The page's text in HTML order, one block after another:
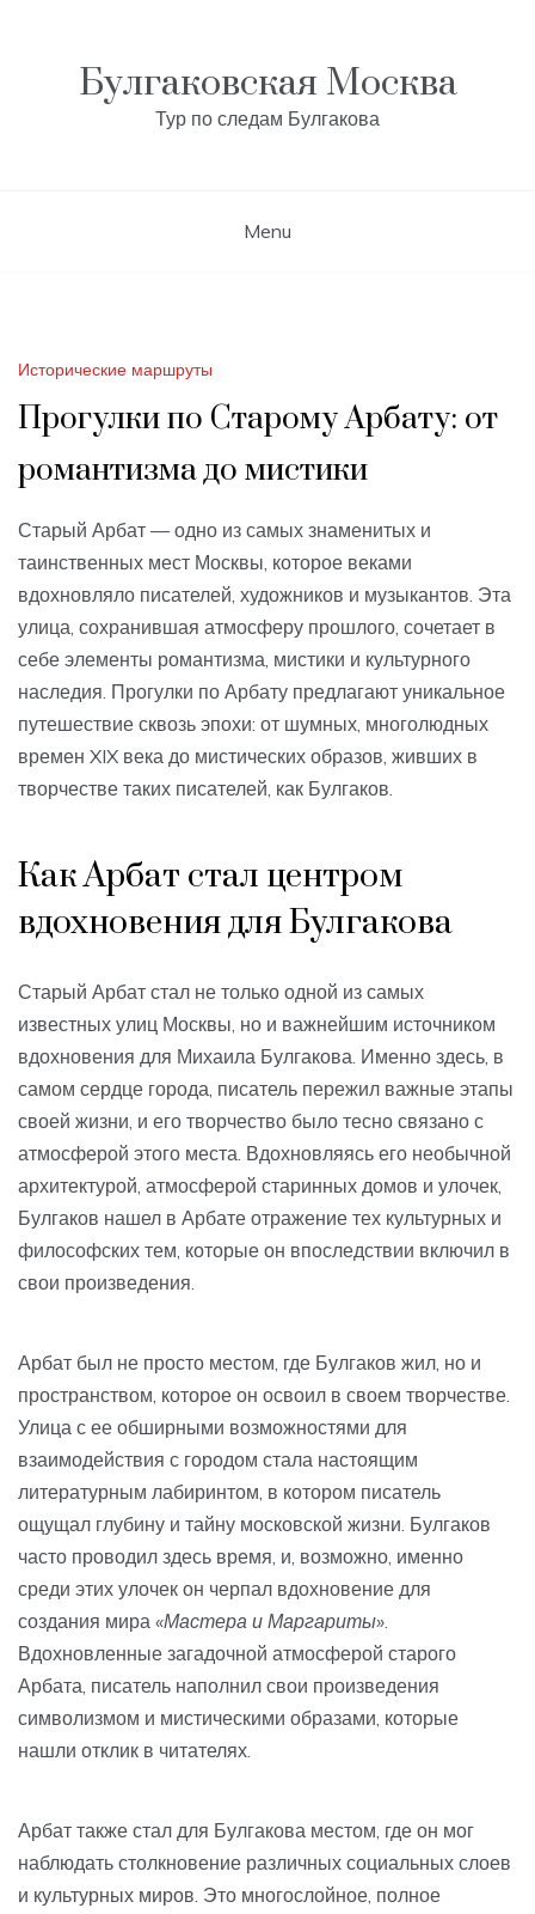
Булгаковская Москва
Тур по следам Булгакова
Menu
Исторические маршруты
Прогулки по Старому Арбату: от
романтизма до мистики
Старый Арбат — одно из самых знаменитых и
таинственных мест Москвы, которое веками
вдохновляло писателей, художников и музыкантов. Эта
улица, сохранившая атмосферу прошлого, сочетает в
себе элементы романтизма, мистики и культурного
наследия. Прогулки по Арбату предлагают уникальное
путешествие сквозь эпохи: от шумных, многолюдных
времен XIX века до мистических образов, живших в
творчестве таких писателей, как Булгаков.
Как Арбат стал центром
вдохновения для Булгакова
Старый Арбат стал не только одной из самых
известных улиц Москвы, но и важнейшим источником
вдохновения для Михаила Булгакова. Именно здесь, в
самом сердце города, писатель пережил важные этапы
своей жизни, и его творчество было тесно связано с
атмосферой этого места. Вдохновляясь его необычной
архитектурой, атмосферой старинных домов и улочек,
Булгаков нашел в Арбате отражение тех культурных и
философских тем, которые он впоследствии включил в
свои произведения.
Арбат был не просто местом, где Булгаков жил, но и
пространством, которое он освоил в своем творчестве.
Улица с ее обширными возможностями для
взаимодействия с городом стала настоящим
литературным лабиринтом, в котором писатель
ощущал глубину и тайну московской жизни. Булгаков
часто проводил здесь время, и, возможно, именно
среди этих улочек он черпал вдохновение для
создания мира «Мастера и Маргариты».
Вдохновленные загадочной атмосферой старого
Арбата, писатель наполнил свои произведения
символизмом и мистическими образами, которые
нашли отклик в читателях.
Арбат также стал для Булгакова местом, где он мог
наблюдать столкновение различных социальных слоев
и культурных миров. Это многослойное, полное